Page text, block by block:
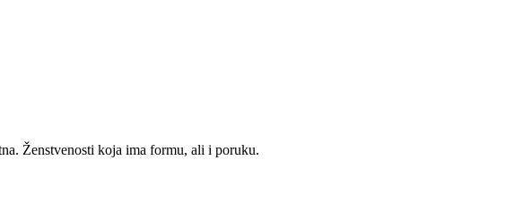
Ženstvenosti koja ima formu, ali i poruku.